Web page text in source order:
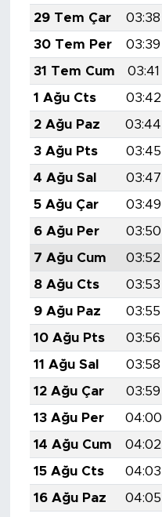
29 Tem Çar
03:38
30 Tem Per
03:39
31 Tem Cum
03:41
1 Ağu Cts
03:42
2 Ağu Paz
03:44
3 Ağu Pts
03:45
4 Ağu Sal
03:47
5 Ağu Çar
03:49
6 Ağu Per
03:50
7 Ağu Cum
03:52
8 Ağu Cts
03:53
9 Ağu Paz
03:55
10 Ağu Pts
03:56
11 Ağu Sal
03:58
12 Ağu Çar
03:59
13 Ağu Per
04:00
14 Ağu Cum
04:02
15 Ağu Cts
04:03
16 Ağu Paz
04:05